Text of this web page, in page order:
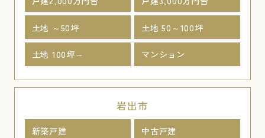
土地 ～50坪 土地 50～100坪
土地 100坪～ マンション
岩出市
新築戸建 中古戸建